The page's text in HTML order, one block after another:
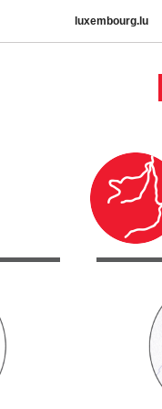
luxembourg.lu